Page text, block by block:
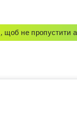
, щоб не пропустити